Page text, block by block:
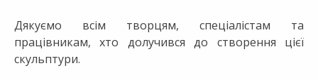
Дякуємо всім творцям, спеціалістам та
працівникам, хто долучився до створення цієї
скульптури.